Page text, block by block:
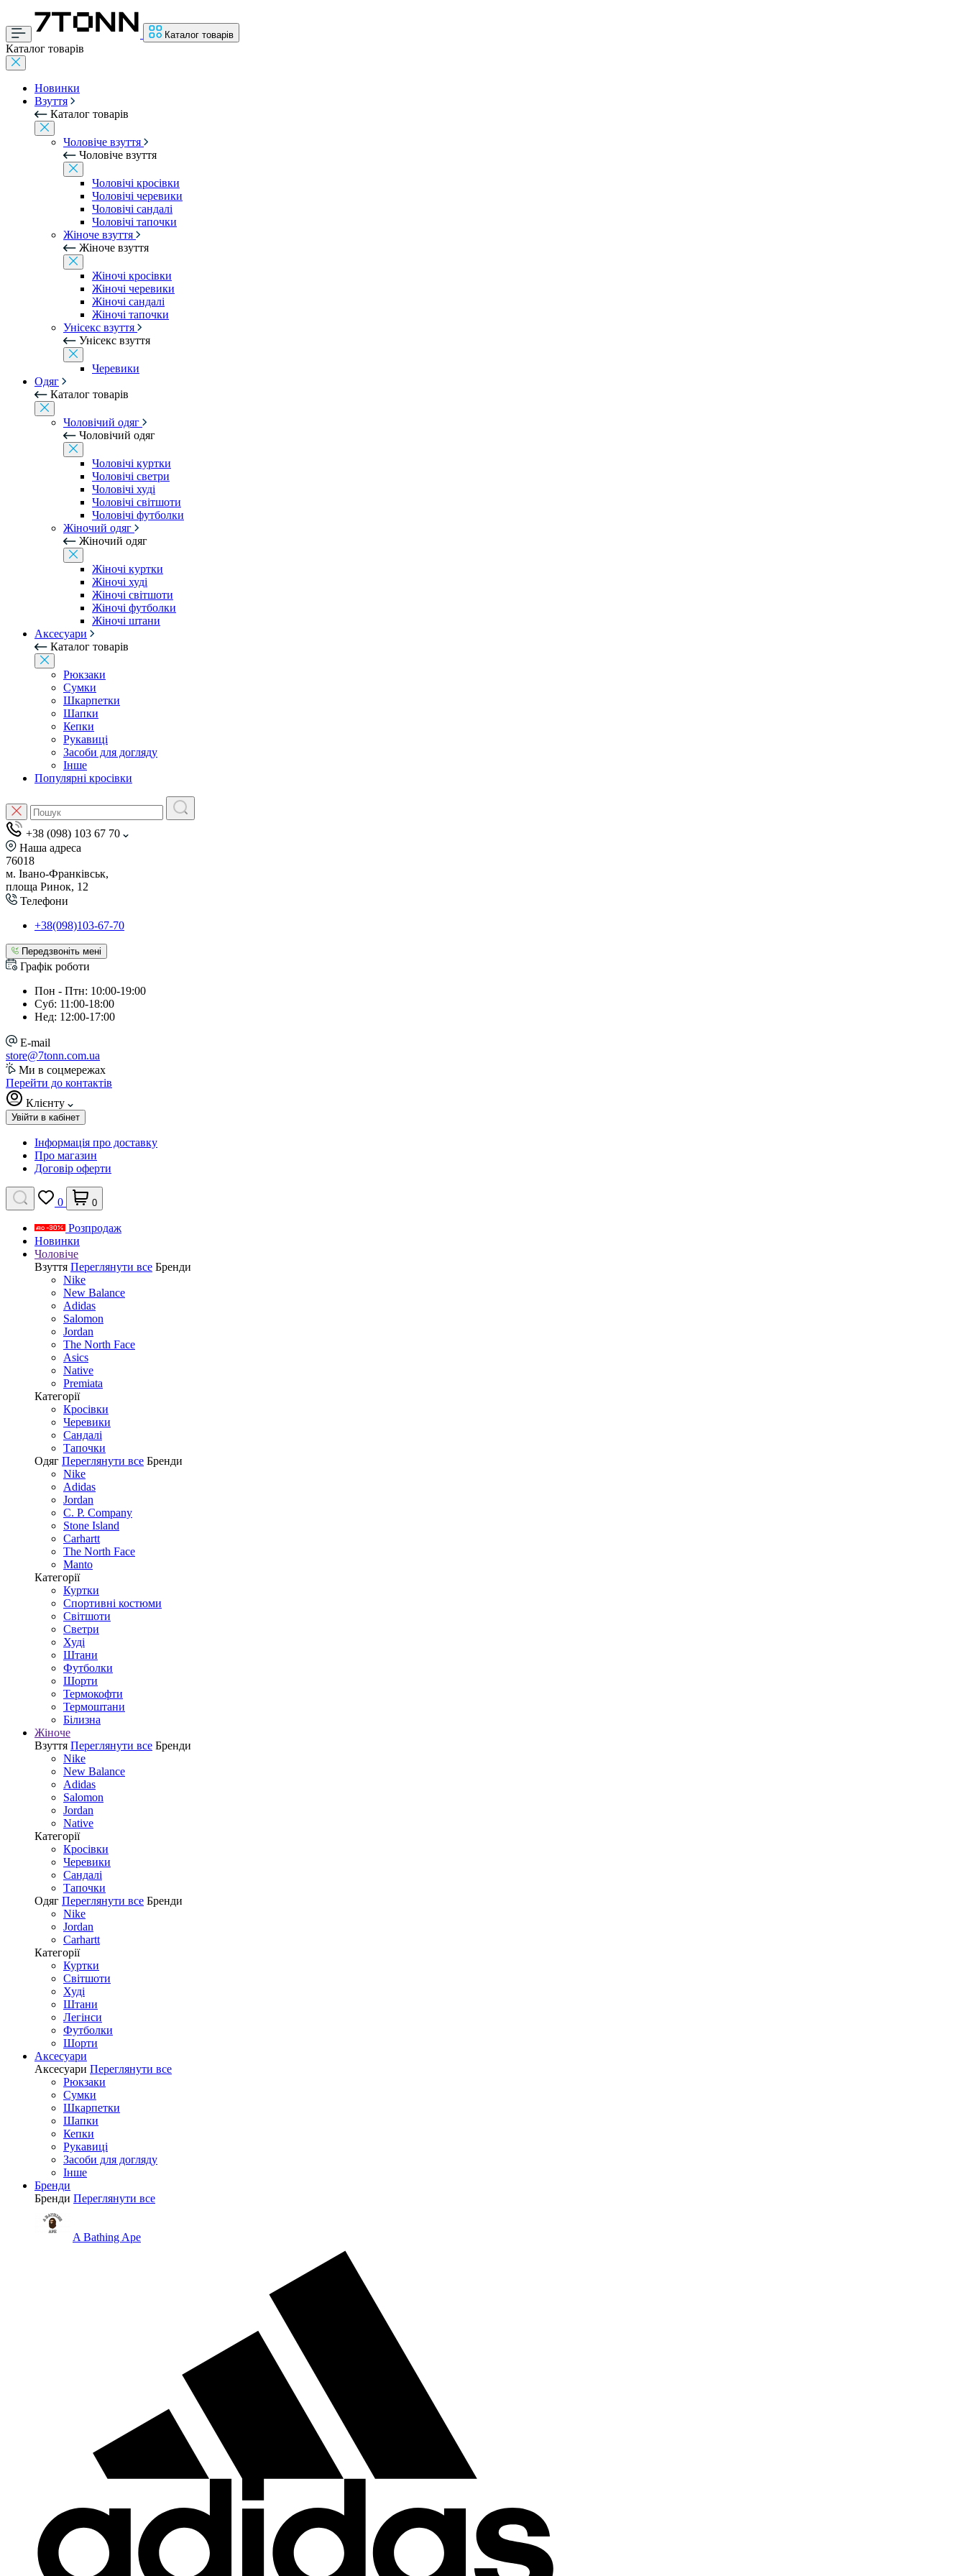
Каталог товарів
Каталог товарів
Новинки
Взуття
Каталог товарів
Чоловіче взуття
Чоловіче взуття
Чоловічі кросівки
Чоловічі черевики
Чоловічі сандалі
Чоловічі тапочки
Жіноче взуття
Жіноче взуття
Жіночі кросівки
Жіночі черевики
Жіночі сандалі
Жіночі тапочки
Унісекс взуття
Унісекс взуття
Черевики
Одяг
Каталог товарів
Чоловічий одяг
Чоловічий одяг
Чоловічі куртки
Чоловічі светри
Чоловічі худі
Чоловічі світшоти
Чоловічі футболки
Жіночий одяг
Жіночий одяг
Жіночі куртки
Жіночі худі
Жіночі світшоти
Жіночі футболки
Жіночі штани
Аксесуари
Каталог товарів
Рюкзаки
Сумки
Шкарпетки
Шапки
Кепки
Рукавиці
Засоби для догляду
Інше
Популярні кросівки
+38 (098) 103 67 70
Наша адреса
76018
м. Івано-Франківськ,
площа Ринок, 12
Телефони
+38(098)103-67-70
Передзвоніть мені
Графік роботи
Пон - Птн: 10:00-19:00
Суб: 11:00-18:00
Нед: 12:00-17:00
E-mail
store@7tonn.com.ua
Ми в соцмережах
Перейти до контактів
Клієнту
Увійти в кабінет
Інформація про доставку
Про магазин
Договір оферти
0 0
Розпродаж
Новинки
Чоловіче
Взуття Переглянути все Бренди
Nike
New Balance
Adidas
Salomon
Jordan
The North Face
Asics
Native
Premiata
Категорії
Кросівки
Черевики
Сандалі
Tапочки
Одяг Переглянути все Бренди
Nike
Adidas
Jordan
C. P. Company
Stone Island
Carhartt
The North Face
Manto
Категорії
Куртки
Спортивні костюми
Світшоти
Светри
Худі
Штани
Футболки
Шорти
Термокофти
Термоштани
Білизна
Жіноче
Взуття Переглянути все Бренди
Nike
New Balance
Adidas
Salomon
Jordan
Native
Категорії
Кросівки
Черевики
Сандалі
Tапочки
Одяг Переглянути все Бренди
Nike
Jordan
Carhartt
Категорії
Куртки
Світшоти
Худі
Штани
Легінси
Футболки
Шорти
Аксесуари
Аксесуари Переглянути все
Рюкзаки
Сумки
Шкарпетки
Шапки
Кепки
Рукавиці
Засоби для догляду
Інше
Бренди
Бренди Переглянути все
A Bathing Ape